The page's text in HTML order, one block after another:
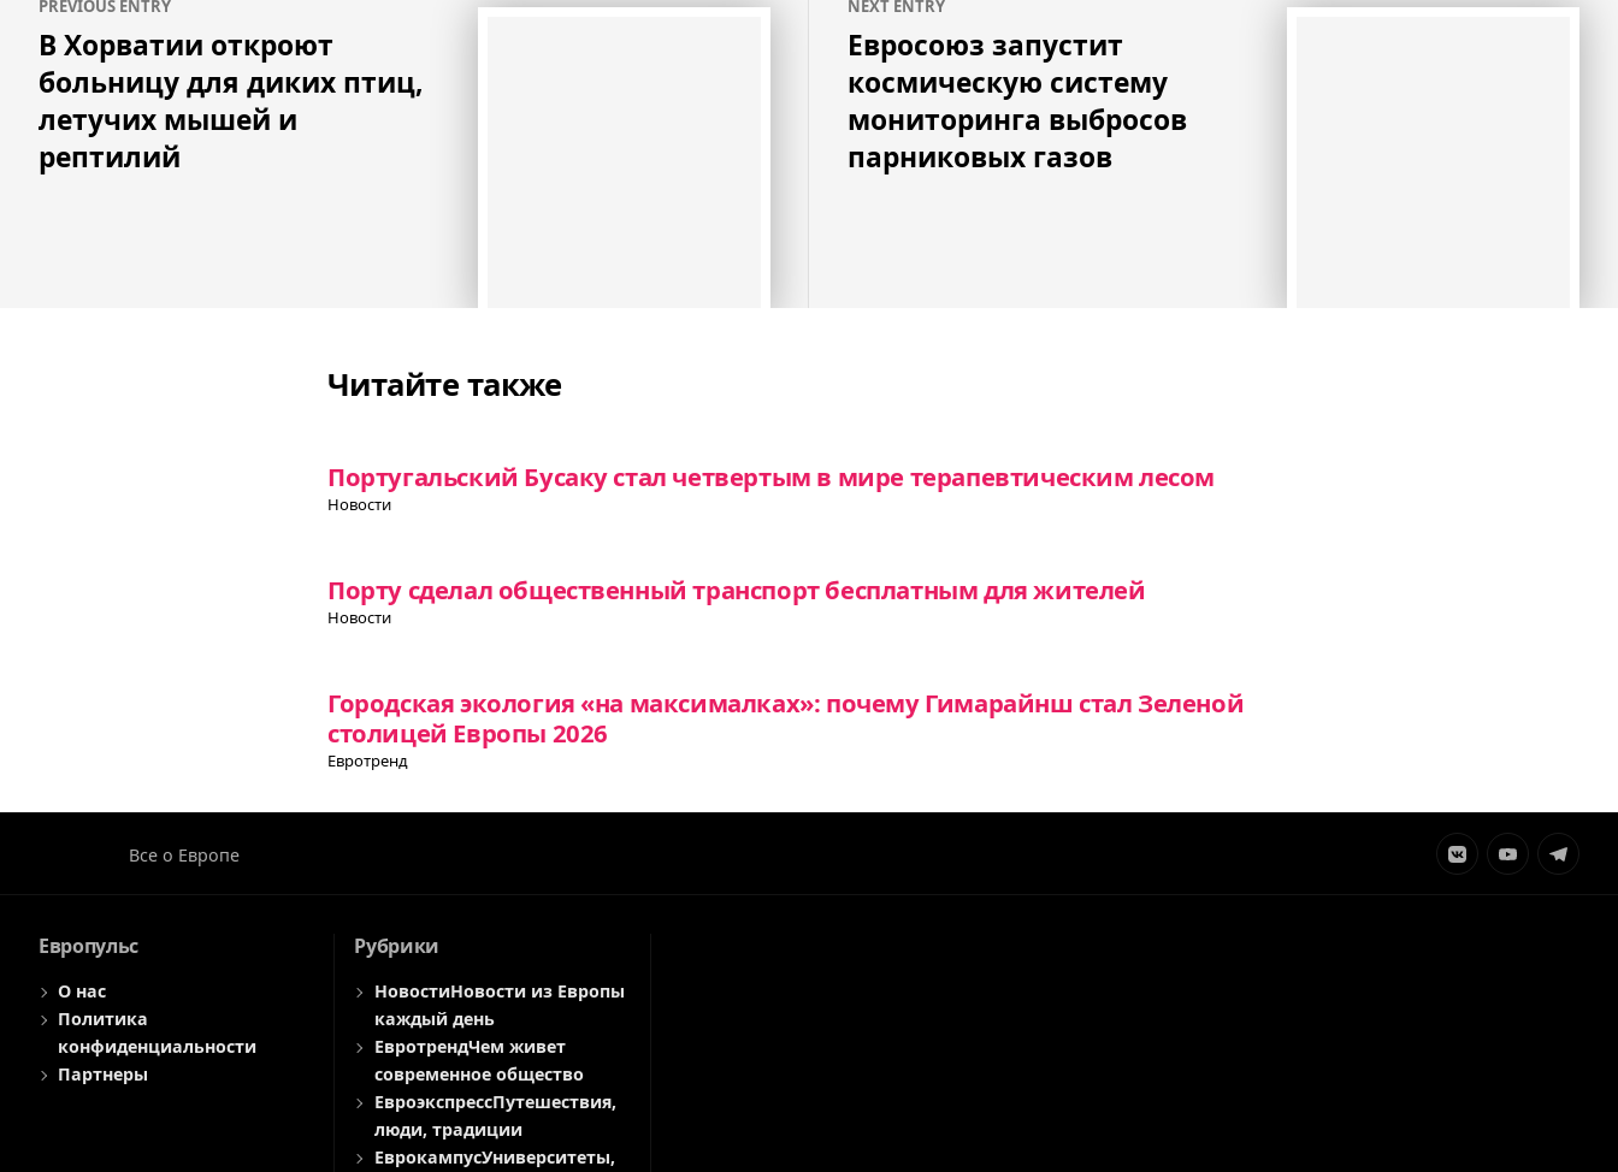
по
записям
PREVIOUS ENTRY
В Хорватии откроют
больницу для диких птиц,
летучих мышей и
рептилий
NEXT ENTRY
Евросоюз запустит
космическую систему
мониторинга выбросов
парниковых газов
Читайте также
Португальский Бусаку стал четвертым в мире терапевтическим лесом
Новости
Порту сделал общественный транспорт бесплатным для жителей
Новости
Городская экология «на максималках»: почему Гимарайнш стал Зеленой
столицей Европы 2026
Евротренд
Все о Европе
ЭлементЭлементЭлемент
Европульс
О нас
Политика
конфиденциальности
Партнеры
Рубрики
НовостиНовости из Европы
каждый день
ЕвротрендЧем живет
современное общество
ЕвроэкспрессПутешествия,
люди, традиции
ЕврокампусУниверситеты,